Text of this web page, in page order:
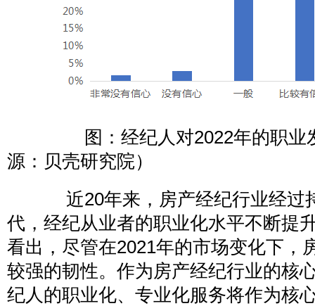
图：经纪人对2022年的职业
源：贝壳研究院）
近20年来，房产经纪行业经过
代，经纪从业者的职业化水平不断提
看出，尽管在2021年的市场变化下，
较强的韧性。作为房产经纪行业的核
纪人的职业化、专业化服务将作为核